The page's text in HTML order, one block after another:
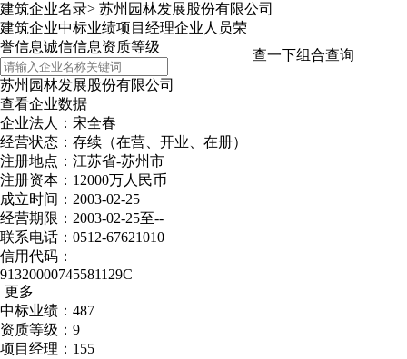
建筑企业名录> 苏州园林发展股份有限公司
建筑企业中标业绩项目经理企业人员荣
誉信息诚信信息资质等级 查一下组合查询
苏州园林发展股份有限公司
查看企业数据
企业法人：宋全春
经营状态：存续（在营、开业、在册）
注册地点：江苏省-苏州市
注册资本：12000万人民币
成立时间：2003-02-25
经营期限：2003-02-25至--
联系电话：0512-67621010
信用代码：
91320000745581129C
更多
中标业绩：487
资质等级：9
项目经理：155